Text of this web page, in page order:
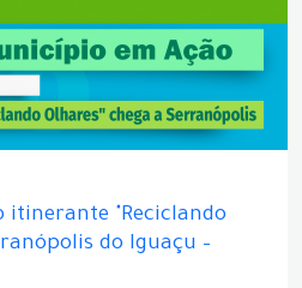
itinerante "Reciclando
do Iguaçu –